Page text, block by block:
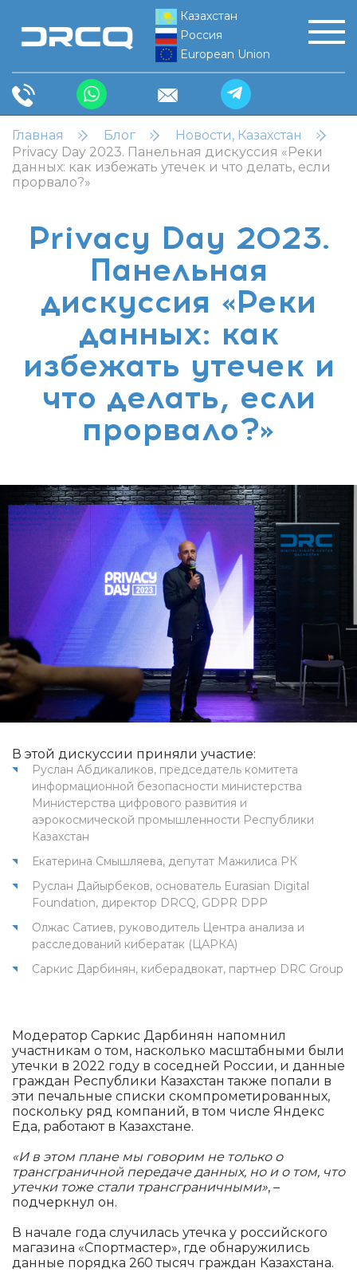
Казахстан
Россия
European Union
Главная Блог
Новости, Казахстан
Privacy Day 2023. Панельная дискуссия «Реки
данных: как избежать утечек и что делать, если
прорвало?»
Privacy Day 2023.
Панельная
дискуссия «Реки
данных: как
избежать утечек и
что делать, если
прорвало?»
В этой дискуссии приняли участие:
Руслан Абдикаликов, председатель комитета
информационной безопасности министерства
Министерства цифрового развития и
аэрокосмической промышленности Республики
Казахстан
Екатерина Смышляева, депутат Мажилиса РК
Руслан Дайырбеков, основатель Eurasian Digital
Foundation, директор DRCQ, GDPR DPP
Олжас Сатиев, руководитель Центра анализа и
расследований кибератак (ЦАРКА)
Саркис Дарбинян, киберадвокат, партнер DRC Group
Модератор Саркис Дарбинян напомнил
участникам о том, насколько масштабными были
утечки в 2022 году в соседней России, и данные
граждан Республики Казахстан также попали в
эти печальные списки скомпрометированных,
поскольку ряд компаний, в том числе Яндекс
Еда, работают в Казахстане.
«И в этом плане мы говорим не только о
трансграничной передаче данных, но и о том, что
утечки тоже стали трансграничными», –
подчеркнул он.
В начале года случилась утечка у российского
магазина «Спортмастер», где обнаружились
данные порядка 260 тысяч граждан Казахстана.